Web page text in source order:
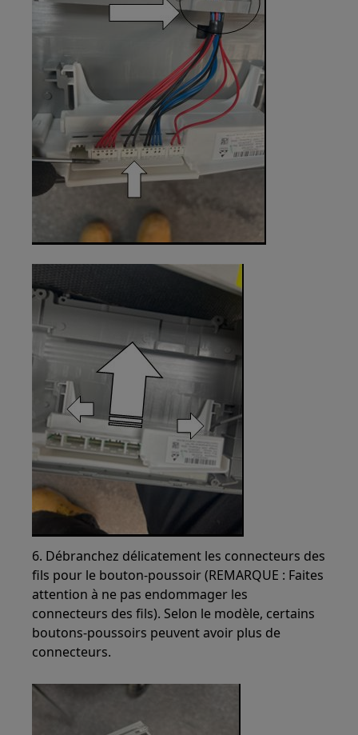
6. Débranchez délicatement les connecteurs des
fils pour le bouton-poussoir (REMARQUE : Faites
attention à ne pas endommager les
connecteurs des fils). Selon le modèle, certains
boutons-poussoirs peuvent avoir plus de
connecteurs.